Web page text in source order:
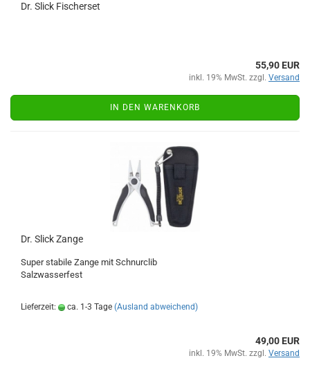
Dr. Slick Fischerset
55,90 EUR
inkl. 19% MwSt. zzgl. Versand
IN DEN WARENKORB
Dr. Slick Zange
Super stabile Zange mit Schnurclib
Salzwasserfest
Lieferzeit: ca. 1-3 Tage (Ausland abweichend)
49,00 EUR
inkl. 19% MwSt. zzgl. Versand